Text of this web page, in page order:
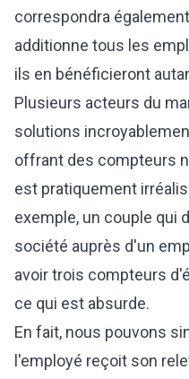
correspondra
additionne tous les
ils en bénéficieront
Plusieurs acteurs du
solutions
offrant des compteurs
est pratiquement
exemple, un couple qui
société auprès d'un
avoir trois compteurs
ce qui est absurde.
En fait, nous pouvons
l'employé reçoit son